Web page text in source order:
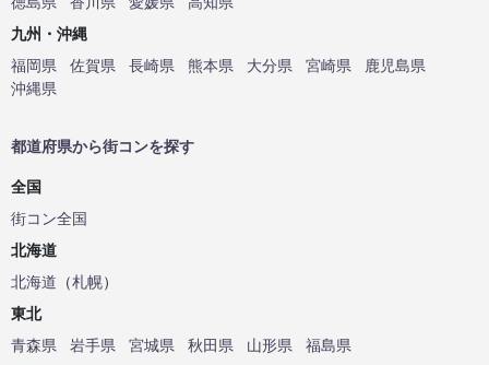
九州・沖縄
福岡県
佐賀県 長崎県 熊本県 大分県 宮崎県
鹿児島県
沖縄県
都道府県から街コンを探す
全国
街コン全国
北海道
北海道 （札幌）
東北
青森県
岩手県 宮城県 秋田県 山形県
福島県